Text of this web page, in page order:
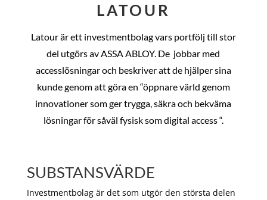
LATOUR
Latour är ett investmentbolag vars portfölj till stor
del utgörs av ASSA ABLOY. De jobbar med
accesslösningar och beskriver att de hjälper sina
kunde genom att göra en “öppnare värld genom
innovationer som ger trygga, säkra och bekväma
lösningar för såväl fysisk som digital access “.
SUBSTANSVÄRDE
Investmentbolag är det som utgör den största delen